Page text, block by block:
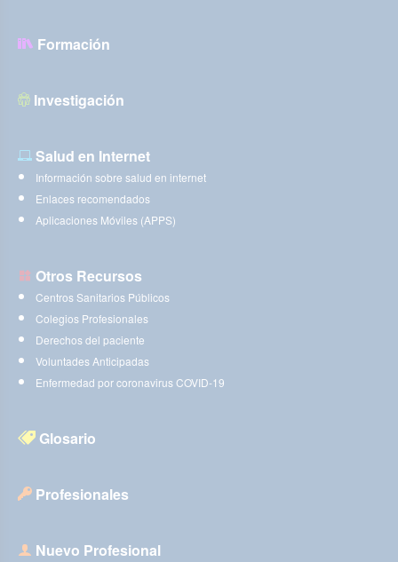
Formación
Investigación
Salud en Internet
Información sobre salud en internet
Enlaces recomendados
Aplicaciones Móviles (APPS)
Otros Recursos
Centros Sanitarios Públicos
Colegios Profesionales
Derechos del paciente
Voluntades Anticipadas
Enfermedad por coronavirus COVID-19
Glosario
Profesionales
Nuevo Profesional